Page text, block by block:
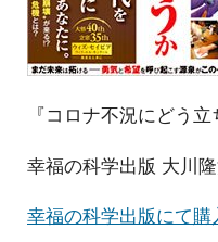
『コロナ不況にどう立
幸福の科学出版 大川
幸福の科学出版にて購